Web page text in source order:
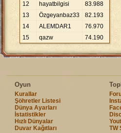
12
hayatbilgisi 83.988
13
Özgeyanbaz33 82.193
14
ALEMDAR1 76.970
15
qazw 74.190
Oyun
Kurallar
Şöhretler Listesi
Dünya Ayarları
İstatistikler
Hızlı Dünyalar
Duvar Kağıtları
TW